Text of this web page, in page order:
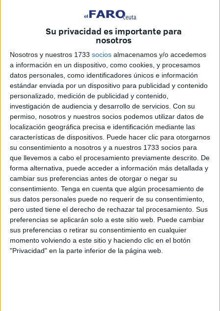
Su privacidad es importante para
nosotros
Nosotros y nuestros 1733 socios almacenamos y/o accedemos
a información en un dispositivo, como cookies, y procesamos
datos personales, como identificadores únicos e información
estándar enviada por un dispositivo para publicidad y contenido
personalizado, medición de publicidad y contenido,
investigación de audiencia y desarrollo de servicios. Con su
permiso, nosotros y nuestros socios podemos utilizar datos de
localización geográfica precisa e identificación mediante las
características de dispositivos. Puede hacer clic para otorgarnos
su consentimiento a nosotros y a nuestros 1733 socios para
que llevemos a cabo el procesamiento previamente descrito. De
forma alternativa, puede acceder a información más detallada y
cambiar sus preferencias antes de otorgar o negar su
consentimiento. Tenga en cuenta que algún procesamiento de
sus datos personales puede no requerir de su consentimiento,
pero usted tiene el derecho de rechazar tal procesamiento. Sus
preferencias se aplicarán solo a este sitio web. Puede cambiar
sus preferencias o retirar su consentimiento en cualquier
momento volviendo a este sitio y haciendo clic en el botón
"Privacidad" en la parte inferior de la página web.
El Centro de Estudios y Conservación de Animales
Marinos de Ceuta ( Cecam) ha recibido hoy dos
ejemplares detortugaCaretta Caretta. Dos vecinos las
han encontrado a su suerte, enfrentando "una muerte
segura" en la bahía norte, a la altura de los Ciclones y
Calamocarro.
Según explica el Centro en sus redes sociales, ya han
comenzado "a pleno rendimiento" con la recepción de
animales marinos con dificultades. "En esta ocasión las
empresas Nautica Valero y Ceuta Gerardo Atheneo Ceuta
nos han traído un ejemplar de tortuga Caretta Caretta
desde la bahía norte a la altura de los Ciclones".
ElCecam les da "las gracias por este maravilloso gesto
con el medio ambiente y por salvar a esta especie de una
muerte segura". Tras el hallazgo "seguimos a pleno
rendimiento salvamdo animales marinos a pesar de tener